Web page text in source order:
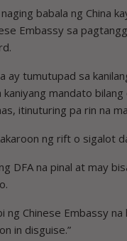
babala ng China
Embassy sa
ay tumutupad sa
mandato bilang
itinuturing pa rin na
ng rift o sigalot
DFA na pinal at may
ng Chinese Embassy
in disguise.”